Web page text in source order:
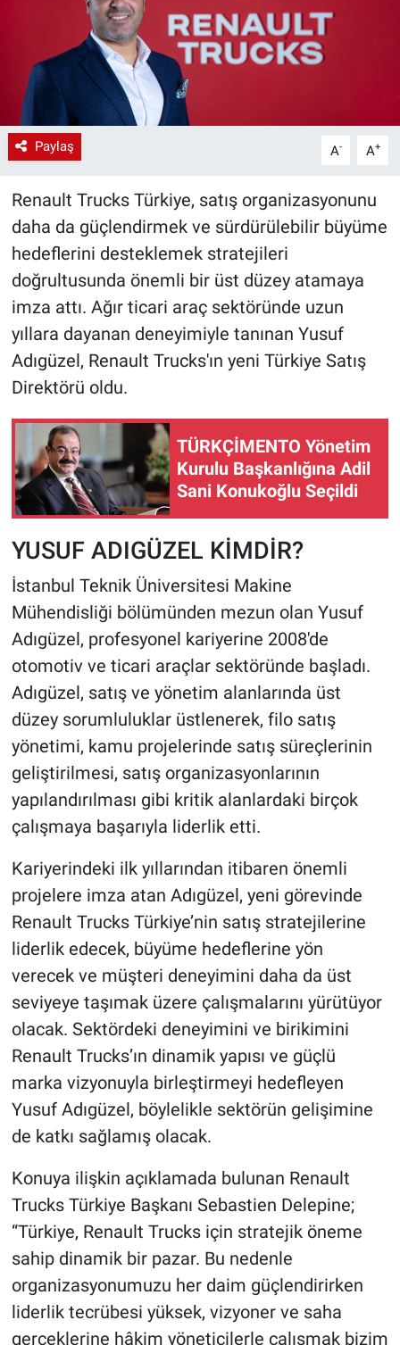
Paylaş A- A+
Renault Trucks Türkiye, satış organizasyonunu
daha da güçlendirmek ve sürdürülebilir büyüme
hedeflerini desteklemek stratejileri
doğrultusunda önemli bir üst düzey atamaya
imza attı. Ağır ticari araç sektöründe uzun
yıllara dayanan deneyimiyle tanınan Yusuf
Adıgüzel, Renault Trucks'ın yeni Türkiye Satış
Direktörü oldu.
TÜRKÇİMENTO Yönetim
Kurulu Başkanlığına Adil
Sani Konukoğlu Seçildi
YUSUF ADIGÜZEL KİMDİR?
İstanbul Teknik Üniversitesi Makine
Mühendisliği bölümünden mezun olan Yusuf
Adıgüzel, profesyonel kariyerine 2008'de
otomotiv ve ticari araçlar sektöründe başladı.
Adıgüzel, satış ve yönetim alanlarında üst
düzey sorumluluklar üstlenerek, filo satış
yönetimi, kamu projelerinde satış süreçlerinin
geliştirilmesi, satış organizasyonlarının
yapılandırılması gibi kritik alanlardaki birçok
çalışmaya başarıyla liderlik etti.
Kariyerindeki ilk yıllarından itibaren önemli
projelere imza atan Adıgüzel, yeni görevinde
Renault Trucks Türkiye’nin satış stratejilerine
liderlik edecek, büyüme hedeflerine yön
verecek ve müşteri deneyimini daha da üst
seviyeye taşımak üzere çalışmalarını yürütüyor
olacak. Sektördeki deneyimini ve birikimini
Renault Trucks’ın dinamik yapısı ve güçlü
marka vizyonuyla birleştirmeyi hedefleyen
Yusuf Adıgüzel, böylelikle sektörün gelişimine
de katkı sağlamış olacak.
Konuya ilişkin açıklamada bulunan Renault
Trucks Türkiye Başkanı Sebastien Delepine;
“Türkiye, Renault Trucks için stratejik öneme
sahip dinamik bir pazar. Bu nedenle
organizasyonumuzu her daim güçlendirirken
liderlik tecrübesi yüksek, vizyoner ve saha
gerçeklerine hâkim yöneticilerle çalışmak bizim